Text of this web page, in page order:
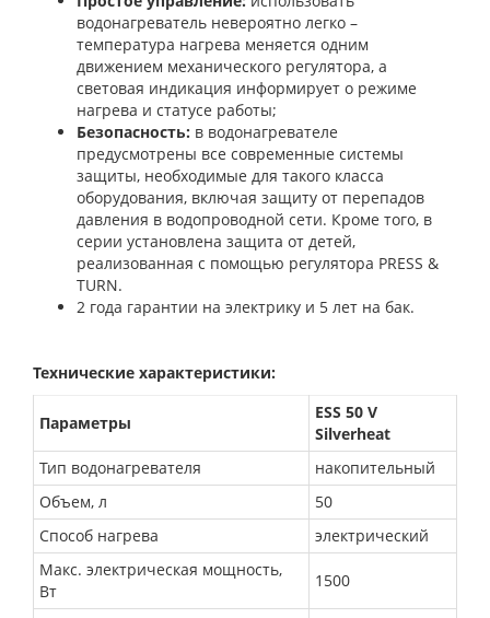
водонагреватель невероятно легко –
температура нагрева меняется одним
движением механического регулятора, а
световая индикация информирует о режиме
нагрева и статусе работы;
Безопасность: в водонагревателе
предусмотрены все современные системы
защиты, необходимые для такого класса
оборудования, включая защиту от перепадов
давления в водопроводной сети. Кроме того, в
серии установлена защита от детей,
реализованная с помощью регулятора PRESS &
TURN.
2 года гарантии на электрику и 5 лет на бак.
Технические характеристики:
Параметры
ESS 50 V
Silverheat
Тип водонагревателя
накопительный
Объем, л
50
Способ нагрева
электрический
Макс. электрическая мощность,
Вт
1500